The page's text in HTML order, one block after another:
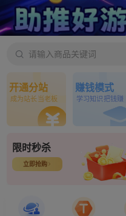
 请输入商品关键词
开通分站
成为站长当老板
赚钱模式
学习知识把钱赚
限时秒杀

立即抢购